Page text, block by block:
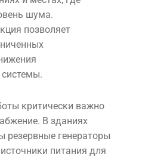
шума.
позволяет
системы.
критически важно
В зданиях
резервные генераторы
питания для